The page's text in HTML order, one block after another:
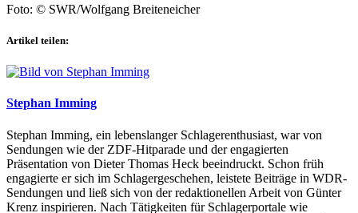
Foto: © SWR/Wolfgang Breiteneicher
Artikel teilen:
Stephan Imming
Stephan Imming, ein lebenslanger Schlagerenthusiast, war von
Sendungen wie der ZDF-Hitparade und der engagierten
Präsentation von Dieter Thomas Heck beeindruckt. Schon früh
engagierte er sich im Schlagergeschehen, leistete Beiträge in WDR-
Sendungen und ließ sich von der redaktionellen Arbeit von Günter
Krenz inspirieren. Nach Tätigkeiten für Schlagerportale wie